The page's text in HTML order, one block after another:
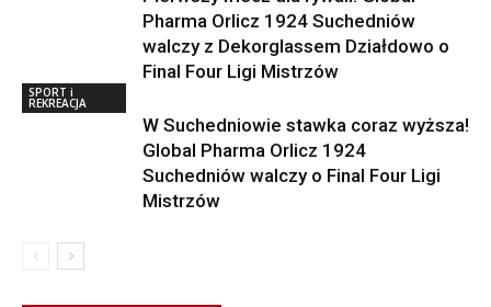
Pharma Orlicz 1924 Suchedniów
walczy z Dekorglassem Działdowo o
Final Four Ligi Mistrzów
SPORT i
REKREACJA
W Suchedniowie stawka coraz wyższa!
Global Pharma Orlicz 1924
Suchedniów walczy o Final Four Ligi
Mistrzów